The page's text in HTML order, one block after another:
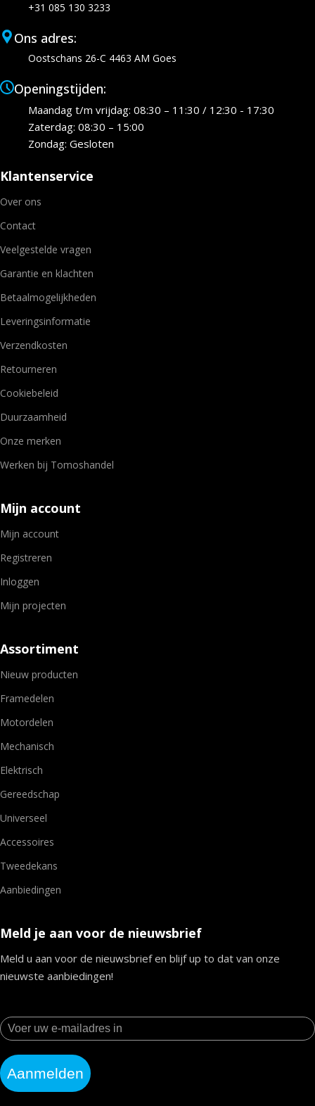
+31 085 130 3233
Ons adres:
Oostschans 26-C 4463 AM Goes
Openingstijden:
Maandag t/m vrijdag: 08:30 – 11:30 / 12:30 - 17:30
Zaterdag: 08:30 – 15:00
Zondag: Gesloten
Klantenservice
Over ons
Contact
Veelgestelde vragen
Garantie en klachten
Betaalmogelijkheden
Leveringsinformatie
Verzendkosten
Retourneren
Cookiebeleid
Duurzaamheid
Onze merken
Werken bij Tomoshandel
Mijn account
Mijn account
Registreren
Inloggen
Mijn projecten
Assortiment
Nieuw producten
Framedelen
Motordelen
Mechanisch
Elektrisch
Gereedschap
Universeel
Accessoires
Tweedekans
Aanbiedingen
Meld je aan voor de nieuwsbrief
Meld u aan voor de nieuwsbrief en blijf up to dat van onze
nieuwste aanbiedingen!
Aanmelden